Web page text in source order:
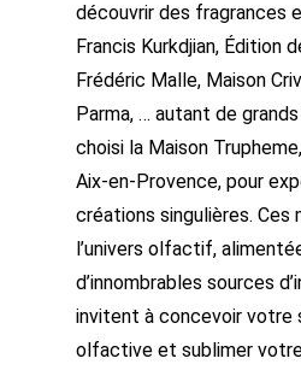
découvrir des fragrances
Francis Kurkdjian, Édition
Frédéric Malle, Maison
Parma, … autant de
choisi la Maison
Aix-en-Provence, pour
créations singulières. Ces
l’univers olfactif,
d’innombrables sources
invitent à concevoir votre
olfactive et sublimer